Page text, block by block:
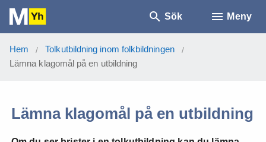
Sök Meny
Hem / Tolkutbildning inom folkbildningen /
Lämna klagomål på en utbildning
Lämna klagomål på en utbildning